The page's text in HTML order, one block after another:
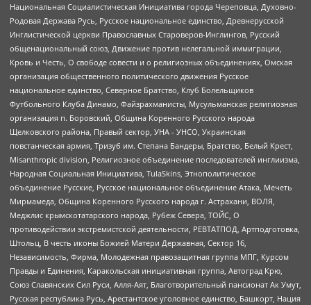
Национальная Социалистическая Инициатива города Череповца, Духовно-
Родовая Держава Русь, Русское национальное единство, Древнерусской
Инглистической церкви Православных Староверов-Инглингов, Русский
общенациональный союз, Движение против нелегальной иммиграции,
Кровь и Честь, О свободе совести и о религиозных объединениях, Омская
организация общественного политического движения Русское
национальное единство, Северное Братство, Клуб Болельщиков
Футбольного Клуба Динамо, Файзрахманисты, Мусульманская религиозная
организация п. Боровский, Община Коренного Русского народа
Щелковского района, Правый сектор, УНА - УНСО, Украинская
повстанческая армия, Тризуб им. Степана Бандеры, Братство, Белый Крест,
Misanthropic division, Религиозное объединение последователей инглиизма,
Народная Социальная Инициатива, TulaSkins, Этнополитическое
объединение Русские, Русское национальное объединение Атака, Мечеть
Мирмамеда, Община Коренного Русского народа г. Астрахани, ВОЛЯ,
Меджлис крымскотатарского народа, Рубеж Севера, ТОЙС, О
противодействии экстремистской деятельности, РЕВТАТПОД, Артподготовка,
Штольц, В честь иконы Божией Матери Державная, Сектор 16,
Независимость, Фирма, Молодежная правозащитная группа МПГ, Курсом
Правды и Единения, Каракольская инициативная группа, Автоград Крю,
Союз Славянских Сил Руси, Алля-Аят, Благотворительный пансионат Ак Умут,
Русская республика Русь, Арестантское уголовное единство, Башкорт, Нация